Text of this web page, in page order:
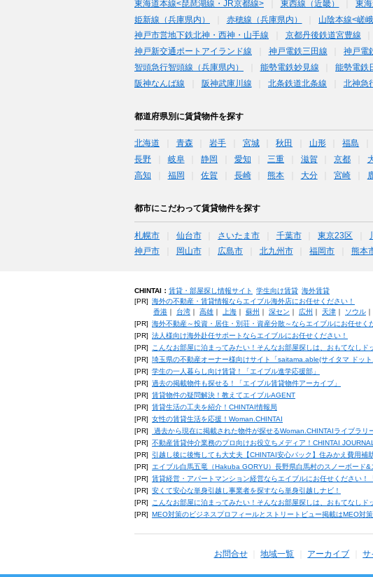
東海道本線<琵琶湖線・JR京都線> 東西線（近畿） 東
姫新線（兵庫県内）
赤穂線（兵庫県内） 山陰本線<嵯
神戸市営地下鉄北神・西神・山手線
京都丹後鉄道宮豊線
神戸新交通ポートアイランド線
神戸電鉄三田線 神戸電
智頭急行智頭線（兵庫県内）
能勢電鉄妙見線 能勢電鉄
阪神なんば線
阪神武庫川線 北条鉄道北条線 北神急
都道府県別に賃貸物件を探す
北海道 青森 岩手 宮城 秋田 山形 福島
長野
岐阜 静岡 愛知 三重 滋賀 京都
高知
福岡 佐賀 長崎 熊本 大分 宮崎
都市にこだわって賃貸物件を探す
札幌市 仙台市 さいたま市 千葉市 東京23区
神戸市
岡山市 広島市 北九州市 福岡市 熊本
CHINTAI： 賃貸・部屋探し情報サイト 学生向け賃貸 海外賃貸
[PR] 海外の不動産・賃貸情報ならエイブル海外店にお任せください！
香港｜ 台湾｜ 高雄｜ 上海｜ 蘇州 深セン 広州 天津｜ ソウル｜
[PR] 海外不動産～投資・居住・別荘・資産分散～ならエイブルにお任せく
[PR] 法人様向け海外赴任サポートならエイブルにお任せください！
[PR]
こんなお部屋に泊まってみたい！そんなお部屋探しは、おもてなしド
[PR] 埼玉県の不動産オーナー様向けサイト「saitama.able(サイタマ ドット
[PR] 学生の一人暮らし向け賃貸！「エイブル進学応援部」
[PR] 過去の掲載物件も探せる！「エイブル賃貸物件アーカイブ」
[PR] 賃貸物件の疑問解決！教えてエイブルAGENT
[PR] 賃貸生活の工夫を紹介！CHINTAI情報局
[PR] 女性の賃貸生活を応援！Woman.CHINTAI
[PR]
過去から現在に掲載された物件が探せるWoman.CHINTAIライブラリ
[PR] 不動産賃貸仲介業務のプロ向けお役立ちメディア！CHINTAI
[PR]
引越し後に後悔しても大丈夫【CHINTAI安心パック】住みかえ費用補
[PR] エイブル白馬五竜（Hakuba GORYU）長野県白馬村のスノーボード&
[PR] 賃貸経営・アパートマンション経営ならエイブルにお任せください！
[PR] 安くて安心な単身引越し事業者を探すなら単身引越しナビ！
[PR]
こんなお部屋に泊まってみたい！そんなお部屋探しは、おもてなしド
[PR] MEO対策のビジネスプロフィールとストリートビュー掲載はMEO対
お問合せ 地域一覧 アーカイブ サ